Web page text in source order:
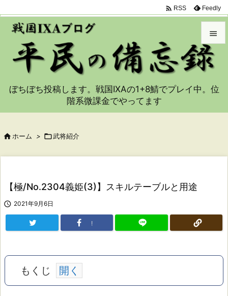


メニュ
サイド
 RSS Feedly
ぼちぼち投稿します。戦国IXAの1+8鯖でプレイ中。位
階系微課金でやってます
 ホーム > 武将紹介
【極/No.2304義姫(3)】スキルテーブルと用途
 2021年9月6日
!
もくじ